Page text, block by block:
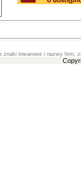
towarowe i nazwy firm,